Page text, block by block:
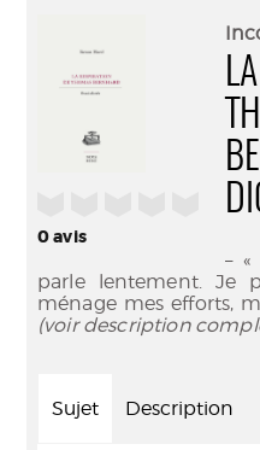
0avis
–
parle lentement. Je
ménage mes efforts,
(voir description
Sujet Description